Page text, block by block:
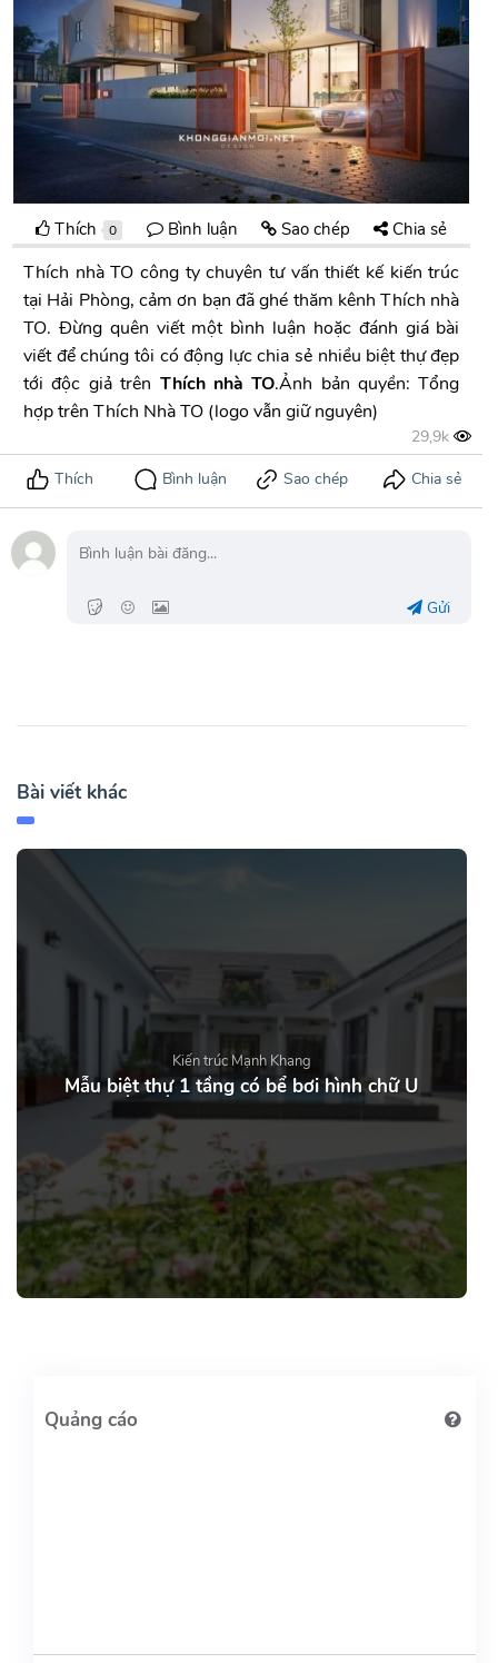
Thích 0 Bình luận Sao chép Chia sẻ
Thích nhà TO công ty chuyên tư vấn thiết kế kiến trúc
tại Hải Phòng, cảm ơn bạn đã ghé thăm kênh Thích nhà
TO. Đừng quên viết một bình luận hoặc đánh giá bài
viết để chúng tôi có động lực chia sẻ nhiều biệt thự đẹp
tới độc giả trên Thích nhà TO.Ảnh bản quyền: Tổng
hợp trên Thích Nhà TO (logo vẫn giữ nguyên)
Gửi
Bài viết khác
Kiến trúc Mạnh Khang
Mẫu biệt thự 1 tầng có bể bơi hình chữ U